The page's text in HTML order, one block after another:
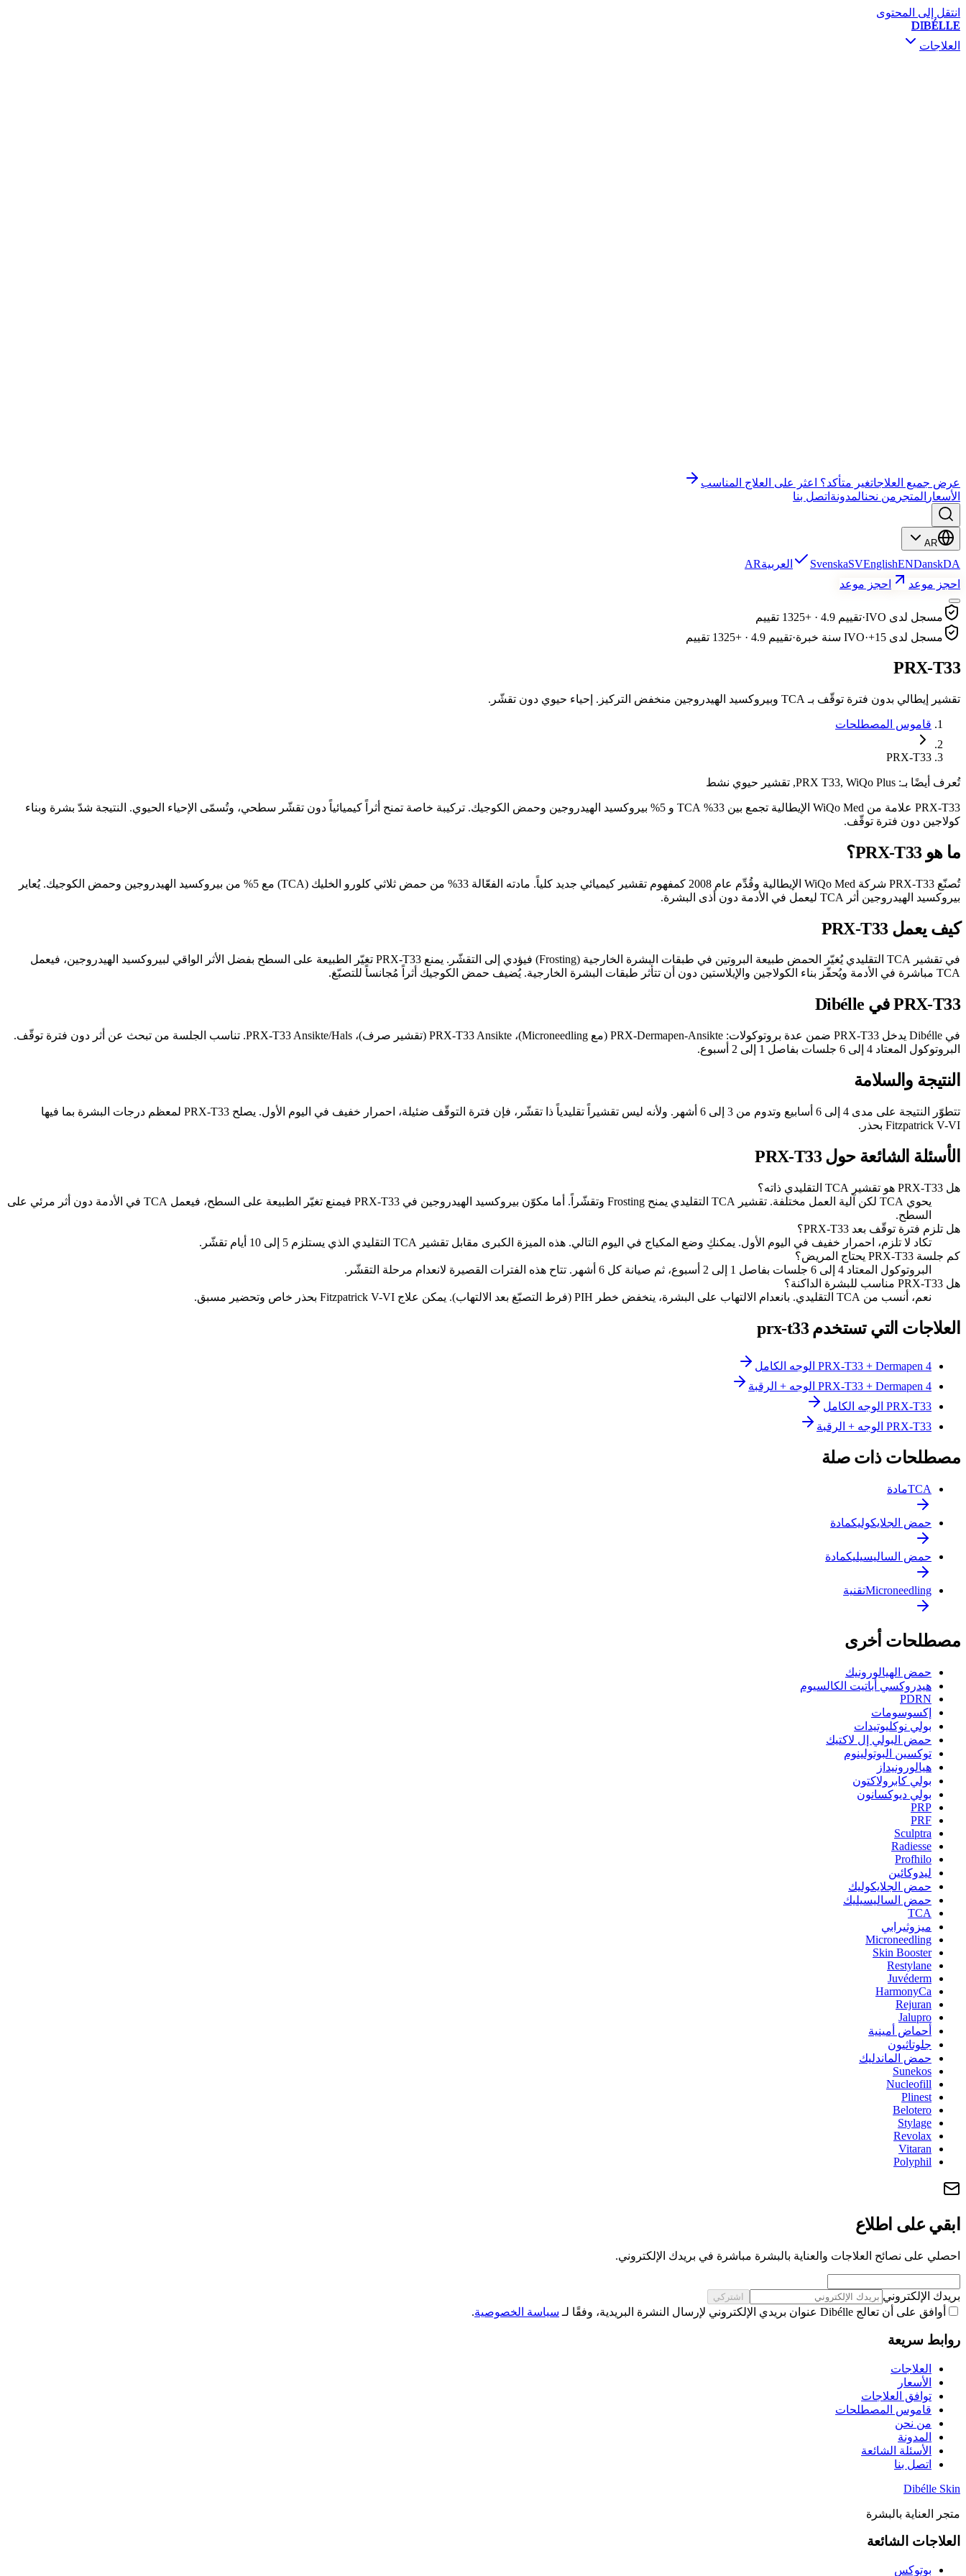
انتقل إلى المحتوى
DIBÉLLE
العلاجات
عرض جميع العلاجاتغير متأكد؟ اعثر على العلاج المناسب
الأسعار المتجر من نحنالمدونة اتصل بنا
AR
SvenskaSVEnglishENDanskDA العربيةAR
احجز موعد
احجز موعد
مسجل لدى IVO ·تقييم 4.9 · +1325 تقييم
مسجل لدى IVO
·+15 سنة خبرة ·تقييم 4.9 · +1325 تقييم
PRX-T33
تقشير إيطالي بدون فترة توقّف بـ TCA وبيروكسيد الهيدروجين منخفض التركيز. إحياء حيوي دون تقشّر.
قاموس المصطلحات
PRX-T33
تُعرف أيضًا بـ: PRX T33, WiQo Plus, تقشير حيوي نشط
PRX-T33 علامة من WiQo Med الإيطالية تجمع بين 33% TCA و 5% بيروكسيد الهيدروجين وحمض الكوجيك. تركيبة خاصة تمنح أثراً كيميائياً دون تقشّر سطحي، وتُسمّى الإحياء الحيوي. النتيجة شدّ بشرة وبناء
كولاجين دون فترة توقّف.
ما هو PRX-T33؟
تُصنّع PRX-T33 شركة WiQo Med الإيطالية وقُدِّم عام 2008 كمفهوم تقشير كيميائي جديد كلياً. مادته الفعّالة 33% من حمض ثلاثي كلورو الخليك (TCA) مع 5% من بيروكسيد الهيدروجين وحمض الكوجيك. يُعاير
بيروكسيد الهيدروجين أثر TCA ليعمل في الأدمة دون أذى البشرة.
كيف يعمل PRX-T33
في تقشير TCA التقليدي يُغيّر الحمض طبيعة البروتين في طبقات البشرة الخارجية (Frosting) فيؤدي إلى التقشّر. يمنع PRX-T33 تغيّر الطبيعة على السطح بفضل الأثر الواقي لبيروكسيد الهيدروجين، فيعمل
TCA مباشرة في الأدمة ويُحفّز بناء الكولاجين والإيلاستين دون أن تتأثر طبقات البشرة الخارجية. يُضيف حمض الكوجيك أثراً مُجانساً للتصبّغ.
PRX-T33 في Dibélle
في Dibélle يدخل PRX-T33 ضمن عدة بروتوكولات: PRX-Dermapen-Ansikte (مع Microneedling)، PRX-T33 Ansikte (تقشير صرف)، PRX-T33 Ansikte/Hals. تناسب الجلسة من تبحث عن أثر دون فترة توقّف.
البروتوكول المعتاد 4 إلى 6 جلسات بفاصل 1 إلى 2 أسبوع.
النتيجة والسلامة
تتطوّر النتيجة على مدى 4 إلى 6 أسابيع وتدوم من 3 إلى 6 أشهر. ولأنه ليس تقشيراً تقليدياً ذا تقشّر، فإن فترة التوقّف ضئيلة، احمرار خفيف في اليوم الأول. يصلح PRX-T33 لمعظم درجات البشرة بما فيها
Fitzpatrick V-VI بحذر.
الأسئلة الشائعة حول PRX-T33
هل PRX-T33 هو تقشير TCA التقليدي ذاته؟
يحوي TCA لكن آلية العمل مختلفة. تقشير TCA التقليدي يمنح Frosting وتقشّراً. أما مكوّن بيروكسيد الهيدروجين في PRX-T33 فيمنع تغيّر الطبيعة على السطح، فيعمل TCA في الأدمة دون أثر مرئي على
السطح.
هل تلزم فترة توقّف بعد PRX-T33؟
تكاد لا تلزم، احمرار خفيف في اليوم الأول. يمكنكِ وضع المكياج في اليوم التالي. هذه الميزة الكبرى مقابل تقشير TCA التقليدي الذي يستلزم 5 إلى 10 أيام تقشّر.
كم جلسة PRX-T33 يحتاج المريض؟
البروتوكول المعتاد 4 إلى 6 جلسات بفاصل 1 إلى 2 أسبوع، ثم صيانة كل 6 أشهر. تتاح هذه الفترات القصيرة لانعدام مرحلة التقشّر.
هل PRX-T33 مناسب للبشرة الداكنة؟
نعم، أنسب من TCA التقليدي. بانعدام الالتهاب على البشرة، ينخفض خطر PIH (فرط التصبّغ بعد الالتهاب). يمكن علاج Fitzpatrick V-VI بحذر خاص وتحضير مسبق.
العلاجات التي تستخدم prx-t33
PRX-T33 + Dermapen 4 الوجه الكامل
PRX-T33 + Dermapen 4 الوجه + الرقبة
PRX-T33 الوجه الكامل
PRX-T33 الوجه + الرقبة
مصطلحات ذات صلة
TCAمادة
حمض الجلايكوليكمادة
حمض الساليسيليكمادة
Microneedlingتقنية
مصطلحات أخرى
حمض الهيالورونيك
هيدروكسي أباتيت الكالسيوم
PDRN
إكسوسومات
بولي نوكليوتيدات
حمض البولي إل لاكتيك
توكسين البوتولينوم
هيالورونيداز
بولي كابرولاكتون
بولي ديوكسانون
PRP
PRF
Sculptra
Radiesse
Profhilo
ليدوكائين
حمض الجلايكوليك
حمض الساليسيليك
TCA
ميزوثيرابي
Microneedling
Skin Booster
Restylane
Juvéderm
HarmonyCa
Rejuran
Jalupro
أحماض أمينية
جلوتاثيون
حمض الماندليك
Sunekos
Nucleofill
Plinest
Belotero
Stylage
Revolax
Vitaran
Polyphil
ابقي على اطلاع
احصلي على نصائح العلاجات والعناية بالبشرة مباشرة في بريدك الإلكتروني.
بريدك الإلكتروني اشتركي
أوافق على أن تعالج Dibélle عنوان بريدي الإلكتروني لإرسال النشرة البريدية، وفقًا لـ سياسة الخصوصية.
روابط سريعة
العلاجات
الأسعار
توافق العلاجات
قاموس المصطلحات
من نحن
المدونة
الأسئلة الشائعة
اتصل بنا
Dibélle Skin
متجر العناية بالبشرة
العلاجات الشائعة
بوتوكس